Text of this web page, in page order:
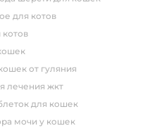
для котов
котов
от гуляния
лечения жкт
для кошек
мочи у кошек